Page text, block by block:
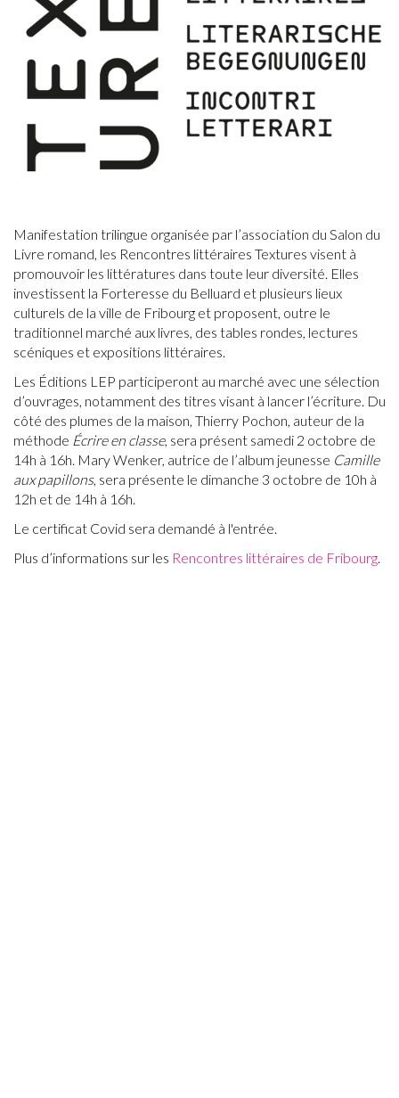
Manifestation trilingue organisée par l’association du Salon du
Livre romand, les Rencontres littéraires Textures visent à
promouvoir les littératures dans toute leur diversité. Elles
investissent la Forteresse du Belluard et plusieurs lieux
culturels de la ville de Fribourg et proposent, outre le
traditionnel marché aux livres, des tables rondes, lectures
scéniques et expositions littéraires.
Les Éditions LEP participeront au marché avec une sélection
d’ouvrages, notamment des titres visant à lancer l’écriture. Du
côté des plumes de la maison, Thierry Pochon, auteur de la
méthode Écrire en classe, sera présent samedi 2 octobre de
14h à 16h. Mary Wenker, autrice de l’album jeunesse Camille
aux papillons, sera présente le dimanche 3 octobre de 10h à
12h et de 14h à 16h.
Le certificat Covid sera demandé à l'entrée.
Plus d’informations sur les Rencontres littéraires de Fribourg.